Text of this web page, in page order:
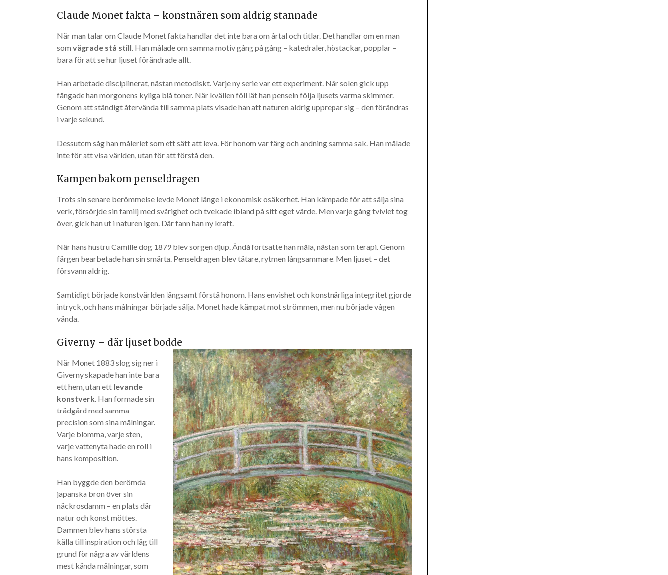
Claude Monet fakta – konstnären som aldrig stannade
När man talar om Claude Monet fakta handlar det inte bara om årtal och titlar. Det handlar om en man
somvägrade stå still. Han målade om samma motiv gång på gång – katedraler, höstackar, popplar –
bara för att se hur ljuset förändrade allt.
Han arbetade disciplinerat, nästan metodiskt. Varje ny serie var ett experiment. När solen gick upp
fångade han morgonens kyliga blå toner. När kvällen föll lät han penseln följa ljusets varma skimmer.
Genom att ständigt återvända till samma plats visade han att naturen aldrig upprepar sig – den förändras
i varje sekund.
Dessutom såg han måleriet som ett sätt att leva. För honom var färg och andning samma sak. Han målade
inte för att visa världen, utan för att förstå den.
Kampen bakom penseldragen
Trots sin senare berömmelse levde Monet länge i ekonomisk osäkerhet. Han kämpade för att sälja sina
verk, försörjde sin familj med svårighet och tvekade ibland på sitt eget värde. Men varje gång tvivlet tog
över, gick han ut i naturen igen. Där fann han ny kraft.
När hans hustru Camille dog 1879 blev sorgen djup. Ändå fortsatte han måla, nästan som terapi. Genom
färgen bearbetade han sin smärta. Penseldragen blev tätare, rytmen långsammare. Men ljuset – det
försvann aldrig.
Samtidigt började konstvärlden långsamt förstå honom. Hans envishet och konstnärliga integritet gjorde
intryck, och hans målningar började sälja. Monet hade kämpat mot strömmen, men nu började vågen
vända.
Giverny – där ljuset bodde
När Monet 1883 slog sig ner i
Giverny skapade han inte bara
ett hem, utan ett levande
konstverk. Han formade sin
trädgård med samma
precision som sina målningar.
Varje blomma, varje sten,
varje vattenyta hade en roll i
hans komposition.
Han byggde den berömda
japanska bron över sin
näckrosdamm – en plats där
natur och konst möttes.
Dammen blev hans största
källa till inspiration och låg till
grund för några av världens
mest kända målningar, som